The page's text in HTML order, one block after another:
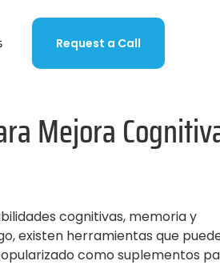
Request a Call
Mejora
cognitivas, memoria y
existen herramientas que
como suplementos